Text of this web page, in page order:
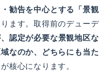
・勧告を中心とする「景観
ます。取得前のデューデ
認定が必要な景観地区な
なのか、どちらにも当た
核心になります。